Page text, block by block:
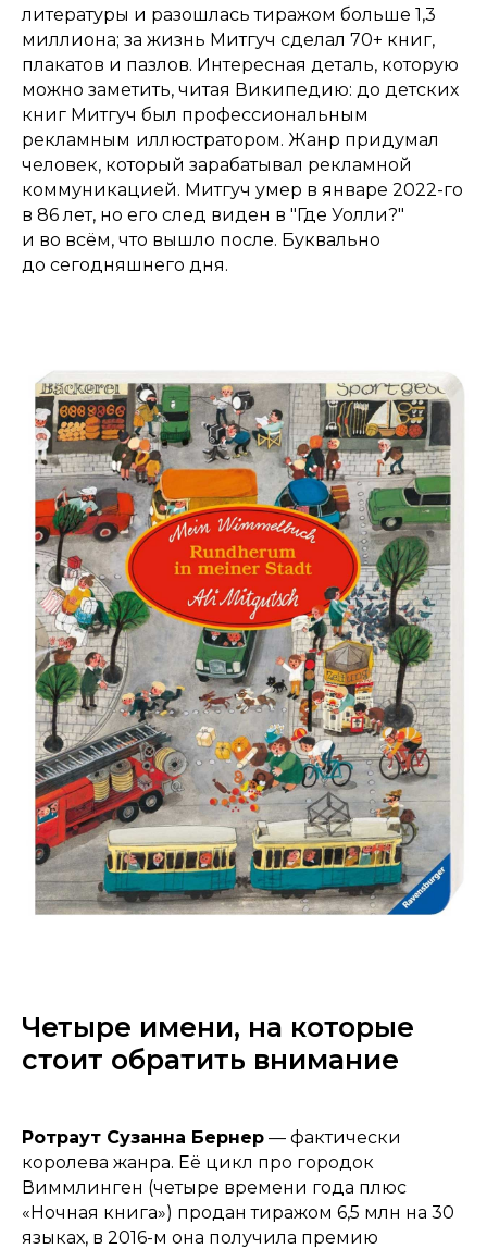
литературы и разошлась тиражом больше 1,3
миллиона; за жизнь Митгуч сделал 70+ книг,
плакатов и пазлов. Интересная деталь, которую
можно заметить, читая Википедию: до детских
книг Митгуч был профессиональным
рекламным иллюстратором. Жанр придумал
человек, который зарабатывал рекламной
коммуникацией. Митгуч умер в январе 2022-го
в 86 лет, но его след виден в "Где Уолли?"
и во всём, что вышло после. Буквально
до сегодняшнего дня.
Четыре имени, на которые
стоит обратить внимание
Ротраут Сузанна Бернер — фактически
королева жанра. Её цикл про городок
Виммлинген (четыре времени года плюс
«Ночная книга») продан тиражом 6,5 млн на 30
языках, в 2016-м она получила премию